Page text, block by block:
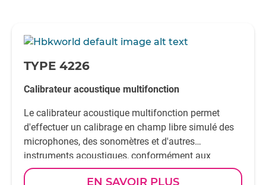
-
TYPE 4226
Calibrateur acoustique multifonction
Le calibrateur acoustique multifonction permet
d'effectuer un calibrage en champ libre simulé des
microphones, des sonomètres et d'autres
instruments acoustiques, conformément aux
normes EN/IEC 60942 / ANSI S1.40.
EN SAVOIR PLUS